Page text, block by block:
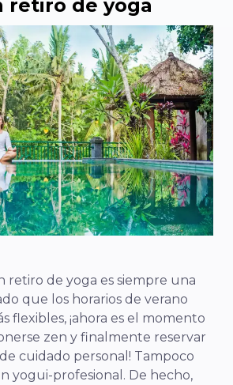
retiro de yoga
retiro de yoga es siempre una
que los horarios de verano
flexibles, ¡ahora es el momento
zen y finalmente reservar
cuidado personal! Tampoco
yogui-profesional. De hecho,